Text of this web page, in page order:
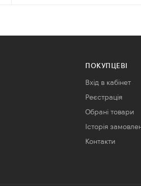
ПОКУПЦЕВІ
Вхід в кабінет
Реєстрація
Обрані товари
Історія
Контакти